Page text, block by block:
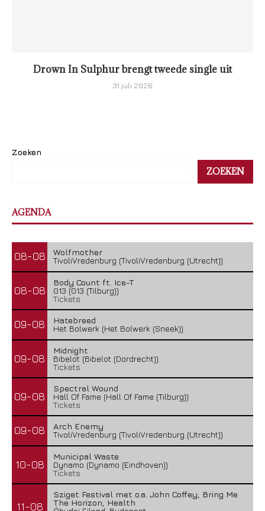
Drown In Sulphur brengt tweede single uit
31 juli 2026
Zoeken
ZOEKEN
AGENDA
08-08
Wolfmother
TivoliVredenburg (TivoliVredenburg (Utrecht))
08-08
Body Count ft. Ice-T
013 (013 (Tilburg))
Tickets
09-08
Hatebreed
Het Bolwerk (Het Bolwerk (Sneek))
09-08
Midnight
Bibelot (Bibelot (Dordrecht))
Tickets
09-08
Spectral Wound
Hall Of Fame (Hall Of Fame (Tilburg))
Tickets
09-08
Arch Enemy
TivoliVredenburg (TivoliVredenburg (Utrecht))
10-08
Municipal Waste
Dynamo (Dynamo (Eindhoven))
Tickets
11-08
Sziget Festival met o.a. John Coffey, Bring Me
The Horizon, Health